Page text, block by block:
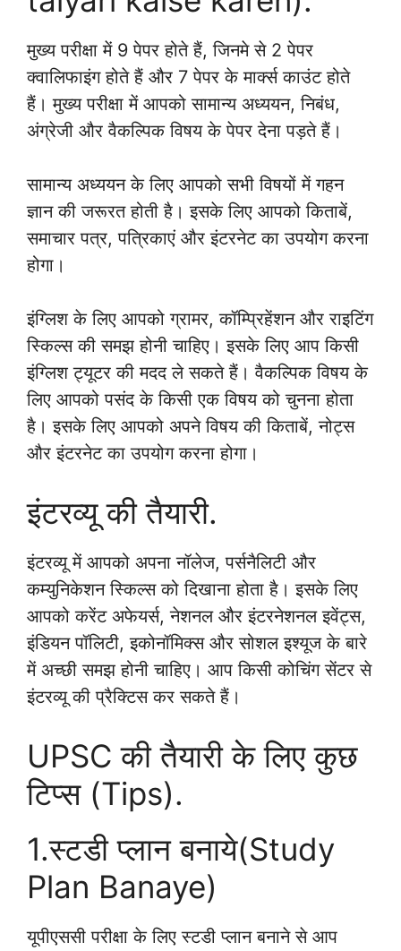
मुख्य परीक्षा में 9 पेपर होते हैं, जिनमे से 2 पेपर
क्वालिफाइंग होते हैं और 7 पेपर के मार्क्स काउंट होते
हैं। मुख्य परीक्षा में आपको सामान्य अध्ययन, निबंध,
अंग्रेजी और वैकल्पिक विषय के पेपर देना पड़ते हैं।
सामान्य अध्ययन के लिए आपको सभी विषयों में गहन
ज्ञान की जरूरत होती है। इसके लिए आपको किताबें,
समाचार पत्र, पत्रिकाएं और इंटरनेट का उपयोग करना
होगा।
इंग्लिश के लिए आपको ग्रामर, कॉम्प्रिहेंशन और राइटिंग
स्किल्स की समझ होनी चाहिए। इसके लिए आप किसी
इंग्लिश ट्यूटर की मदद ले सकते हैं। वैकल्पिक विषय के
लिए आपको पसंद के किसी एक विषय को चुनना होता
है। इसके लिए आपको अपने विषय की किताबें, नोट्स
और इंटरनेट का उपयोग करना होगा।
इंटरव्यू की तैयारी.
इंटरव्यू में आपको अपना नॉलेज, पर्सनैलिटी और
कम्युनिकेशन स्किल्स को दिखाना होता है। इसके लिए
आपको करेंट अफेयर्स, नेशनल और इंटरनेशनल इवेंट्स,
इंडियन पॉलिटी, इकोनॉमिक्स और सोशल इश्यूज के बारे
में अच्छी समझ होनी चाहिए। आप किसी कोचिंग सेंटर से
इंटरव्यू की प्रैक्टिस कर सकते हैं।
UPSC की तैयारी के लिए कुछ
टिप्स (Tips).
1.स्टडी प्लान बनाये(Study
Plan Banaye)
यूपीएससी परीक्षा के लिए स्टडी प्लान बनाने से आप